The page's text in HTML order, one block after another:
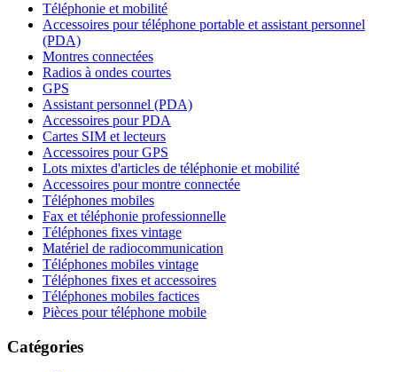
Téléphonie et mobilité
Accessoires pour téléphone portable et assistant personnel
(PDA)
Montres connectées
Radios à ondes courtes
GPS
Assistant personnel (PDA)
Accessoires pour PDA
Cartes SIM et lecteurs
Accessoires pour GPS
Lots mixtes d'articles de téléphonie et mobilité
Accessoires pour montre connectée
Téléphones mobiles
Fax et téléphonie professionnelle
Téléphones fixes vintage
Matériel de radiocommunication
Téléphones mobiles vintage
Téléphones fixes et accessoires
Téléphones mobiles factices
Pièces pour téléphone mobile
Catégories